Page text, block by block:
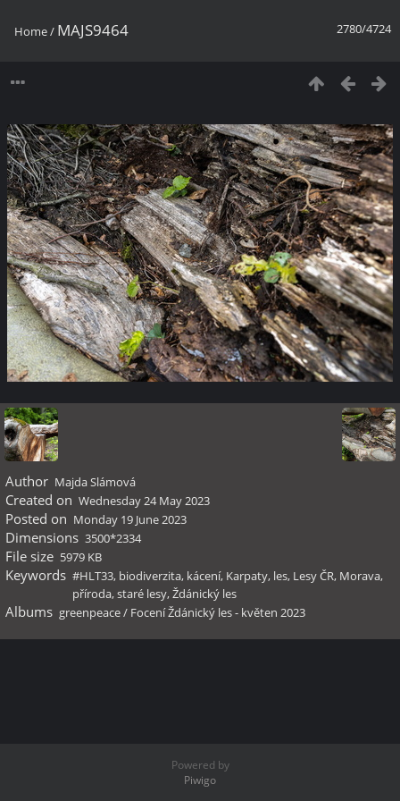
2780/4724
Home/ MAJS9464
Author Majda Slámová
Created on Wednesday 24 May 2023
Posted on Monday 19 June 2023
Dimensions 3500*2334
File size 5979 KB
Keywords #HLT33, biodiverzita, kácení, Karpaty, les, Lesy ČR, Morava,
příroda,staré lesy,Ždánický les
Albums greenpeace/ Focení Ždánický les - květen 2023
Powered by
Piwigo